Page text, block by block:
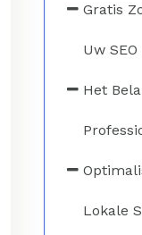
Gratis
Uw
Het
Lokale